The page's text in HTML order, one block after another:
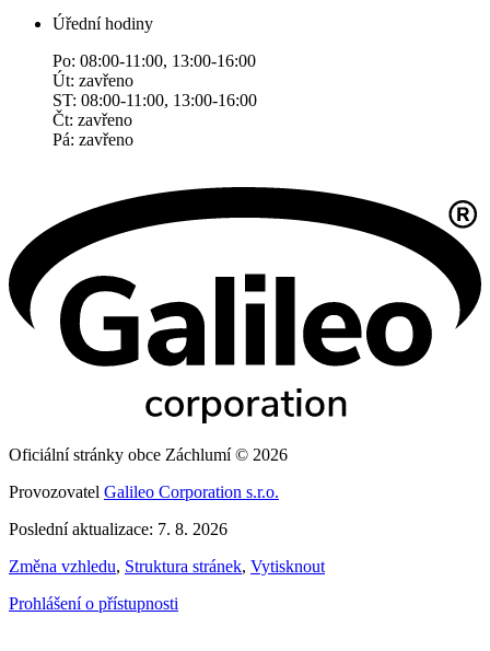
Úřední hodiny
Po: 08:00-11:00, 13:00-16:00
Út: zavřeno
ST: 08:00-11:00, 13:00-16:00
Čt: zavřeno
Pá: zavřeno
Oficiální stránky obce Záchlumí © 2026
Provozovatel Galileo Corporation s.r.o.
Poslední aktualizace: 7. 8. 2026
Změna vzhledu, Struktura stránek, Vytisknout
Prohlášení o přístupnosti